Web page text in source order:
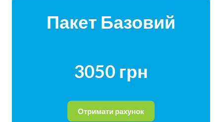
Пакет Базовий
3050 грн
Отримати рахунок